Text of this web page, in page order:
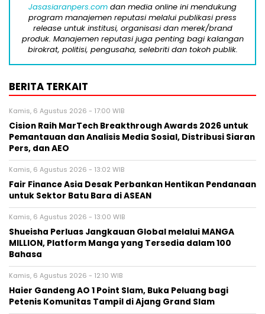
Jasasiaranpers.com dan media online ini mendukung
program manajemen reputasi melalui publikasi press
release untuk institusi, organisasi dan merek/brand
produk. Manajemen reputasi juga penting bagi kalangan
birokrat, politisi, pengusaha, selebriti dan tokoh publik.
BERITA TERKAIT
Kamis, 6 Agustus 2026 - 17:00 WIB
Cision Raih MarTech Breakthrough Awards 2026 untuk
Pemantauan dan Analisis Media Sosial, Distribusi Siaran
Pers, dan AEO
Kamis, 6 Agustus 2026 - 13:02 WIB
Fair Finance Asia Desak Perbankan Hentikan Pendanaan
untuk Sektor Batu Bara di ASEAN
Kamis, 6 Agustus 2026 - 13:00 WIB
Shueisha Perluas Jangkauan Global melalui MANGA
MILLION, Platform Manga yang Tersedia dalam 100
Bahasa
Kamis, 6 Agustus 2026 - 12:10 WIB
Haier Gandeng AO 1 Point Slam, Buka Peluang bagi
Petenis Komunitas Tampil di Ajang Grand Slam